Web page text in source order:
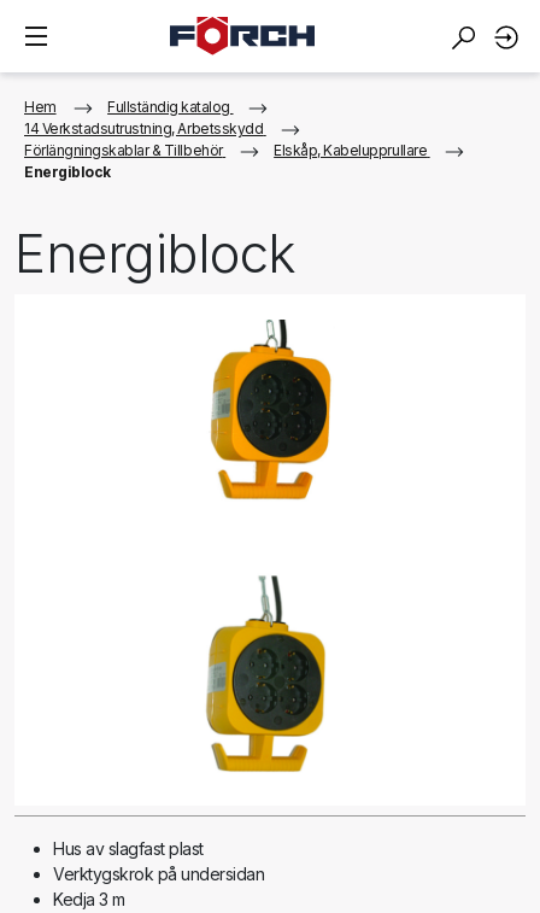
Hem
Fullständig katalog
14 Verkstadsutrustning, Arbetsskydd
Förlängningskablar & Tillbehör
Elskåp, Kabelupprullare
Energiblock
Energiblock
Hus av slagfast plast
Verktygskrok på undersidan
Kedja 3 m